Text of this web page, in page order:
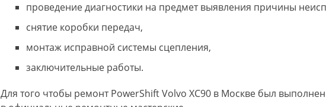
проведение диагностики на предмет выявления причины
снятие коробки передач,
монтаж исправной системы сцепления,
заключительные работы.
Для того чтобы ремонт PowerShift Volvo XC90 в Москве был